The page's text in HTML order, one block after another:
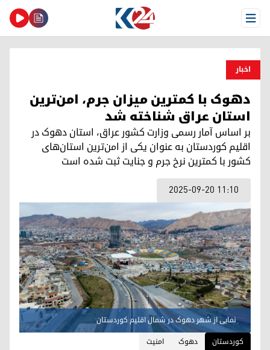
Open Menu
اخبار
دهوک با کمترین میزان جرم، امن‌ترین
استان عراق شناخته شد
بر اساس آمار رسمی وزارت کشور عراق، استان دهوک در
اقلیم کوردستان به عنوان یکی از امن‌ترین استان‌های
کشور با کمترین نرخ جرم و جنایت ثبت شده است
2025-09-20 11:10
نمایی از شهر دهوک در شمال اقلیم کوردستان
کوردستان
دهوک امنیت